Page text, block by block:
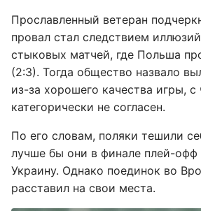
Прославленный ветеран
провал стал следствием
стыковых матчей, где Польша
(2:3). Тогда общество назвало
из-за хорошего качества игры,
категорически не согласен.
По его словам, поляки тешили
лучше бы они в финале плей-офф
Украину. Однако поединок во
расставил на свои места.